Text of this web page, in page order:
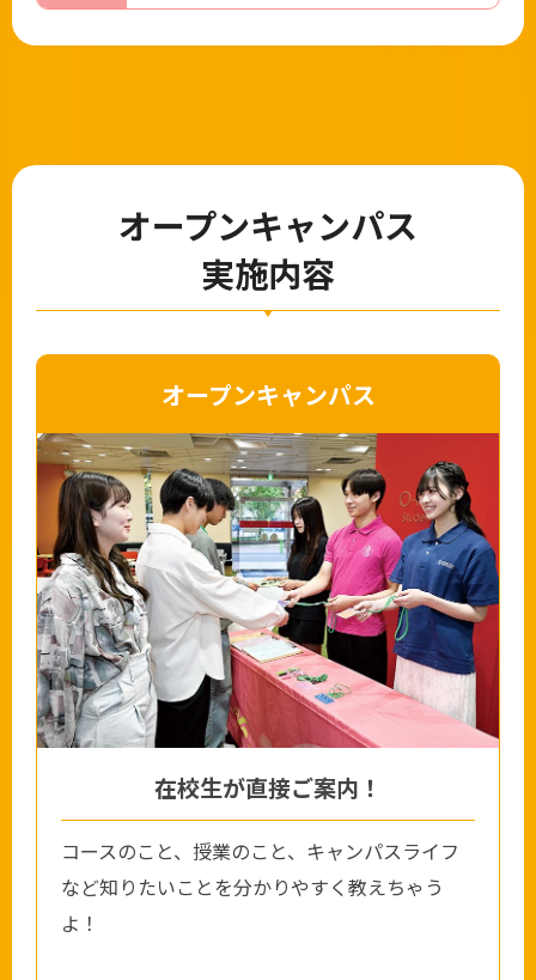
オープンキャンパス
実施内容
オープンキャンパス
在校生が直接ご案内！
コースのこと、授業のこと、キャンパスライフ
など知りたいことを分かりやすく教えちゃう
よ！